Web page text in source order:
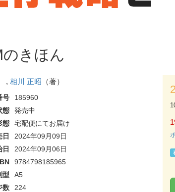
きほん
, 相川 正昭 （著）
号
185960
態
発売中
態
宅配便にてお届け
日
2024年09月09日
日
2024年09月06日
9784798185965
型
A5
数
224